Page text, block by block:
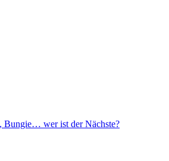
Bungie… wer ist der Nächste?